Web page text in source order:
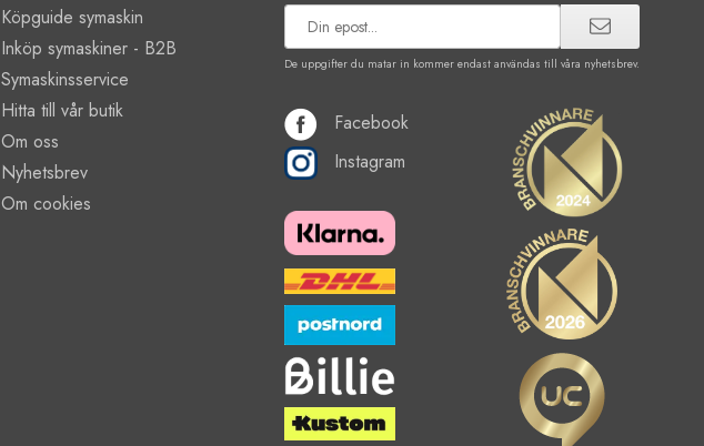
Köpguide symaskin
Inköp symaskiner - B2B
Symaskinsservice
Hitta till vår butik
Om oss
Nyhetsbrev
Om cookies
De uppgifter du matar in kommer endast användas till våra nyhetsbrev.
Facebook
Instagram